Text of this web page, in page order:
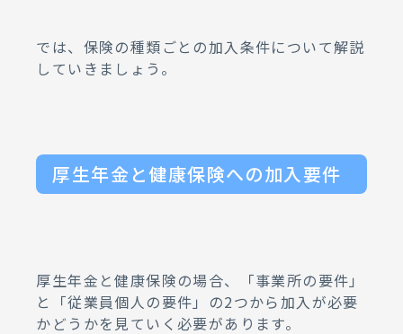
では、保険の種類ごとの加入条件について解説
していきましょう。
厚生年金と健康保険への加入要件
厚生年金と健康保険の場合、「事業所の要件」
と「従業員個人の要件」の2つから加入が必要
かどうかを見ていく必要があります。